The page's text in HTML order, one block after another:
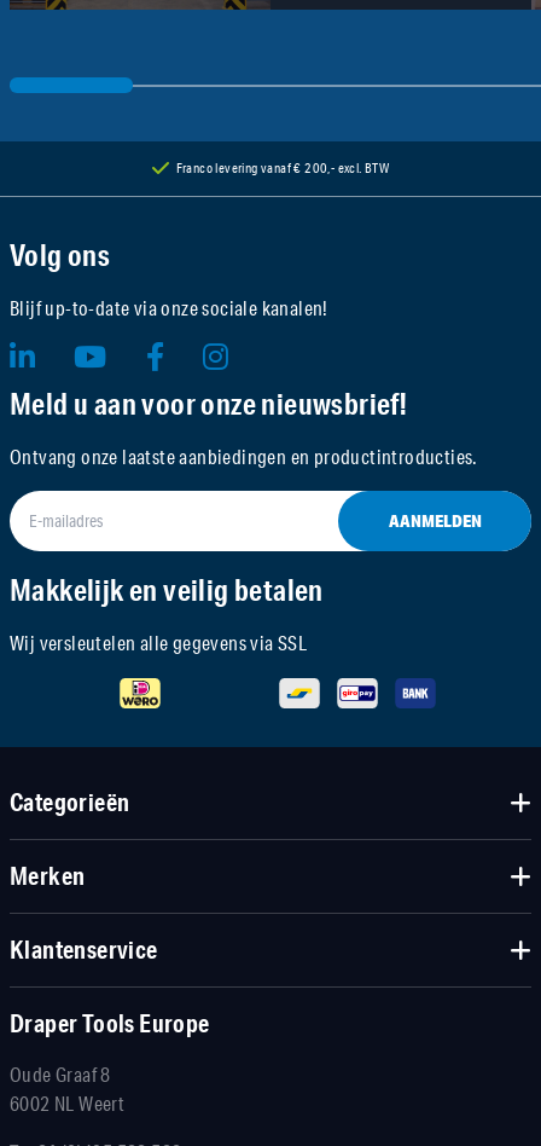
Franco levering vanaf € 200,- excl. BTW
Volg ons
Blijf up-to-date via onze sociale kanalen!
Meld u aan voor onze nieuwsbrief!
Ontvang onze laatste aanbiedingen en productintroducties.
AANMELDEN
Makkelijk en veilig betalen
Wij versleutelen alle gegevens via SSL
Categorieën
Merken
Klantenservice
Draper Tools Europe
Oude Graaf 8
6002 NL Weert